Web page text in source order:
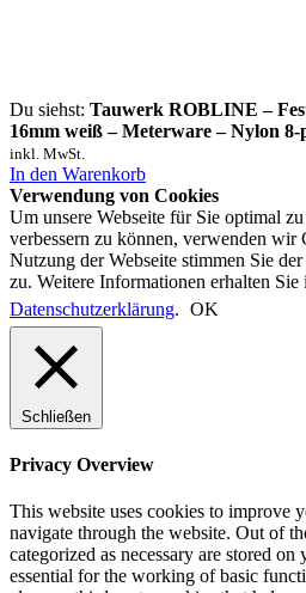
Du siehst: Tauwerk ROBLINE –
16mm weiß – Meterware – Nylon
inkl. MwSt.
In den Warenkorb
Verwendung von Cookies
Um unsere Webseite für Sie optimal
verbessern zu können, verwenden
Nutzung der Webseite stimmen Sie
zu. Weitere Informationen erhalten Sie
Datenschutzerklärung. OK
Schließen
Privacy Overview
This website uses cookies to improve
navigate through the website. Out of
categorized as necessary are stored
essential for the working of basic